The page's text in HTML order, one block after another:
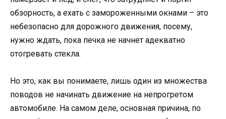
обзорность, а ехать с замороженными окнами – это
небезопасно для дорожного движения, посему,
нужно ждать, пока печка не начнет адекватно
отогревать стекла.
Но это, как вы понимаете, лишь один из множества
поводов не начинать движение на непрогретом
автомобиле. На самом деле, основная причина, по